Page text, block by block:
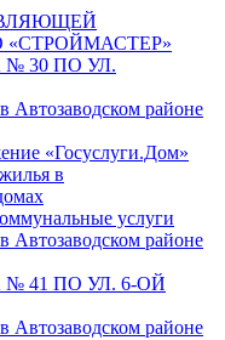
30 ПО УЛ.
районе
«Госуслуги.Дом»
в
услуги
районе
41 ПО УЛ. 6-ОЙ
районе